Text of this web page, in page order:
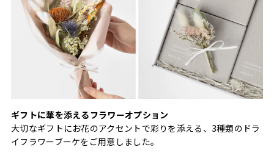
ギフトに華を添えるフラワーオプション
大切なギフトにお花のアクセントで彩りを添える、3種類のドラ
イフラワーブーケをご用意しました。